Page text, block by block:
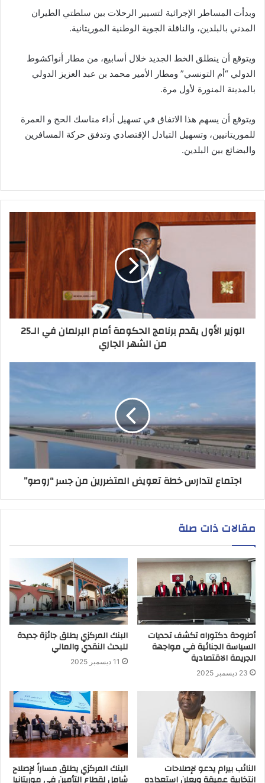
وبدأت المساطر الإجرائية لتسيير الرحلات بين سلطتي الطيران
المدني بالبلدين، والناقلة الجوية الوطنية الموريتانية.
ويتوقع أن ينطلق الخط الجديد خلال أسابيع، من مطار أنواكشوط
الدولي “أم التونسي” ومطار الأمير محمد بن عبد العزيز الدولي
بالمدينة المنورة لأول مرة.
ويتوقع أن يسهم هذا الاتفاق في تسهيل أداء مناسك الحج و العمرة
للموريتانيين، وتسهيل التبادل الإقتصادي وتدفق حركة المسافرين
والبضائع بين البلدين.
الوزير الأول يقدم برنامج الحكومة أمام البرلمان في الـ25
من الشهر الجاري
اجتماع لتدارس خطة تعويض المتضررين من جسر “روصو”
مقالات ذات صلة
أطروحة دكتوراه تكشف تحديات
السياسة الجنائية في مواجهة
الجريمة الاقتصادية
23 ديسمبر 2025
البنك المركزي يطلق جائزة جديدة
للبحث النقدي والمالي
11 ديسمبر 2025
النائب بيرام يدعو لإصلاحات البنك المركزي يطلق مساراً لإصلاح